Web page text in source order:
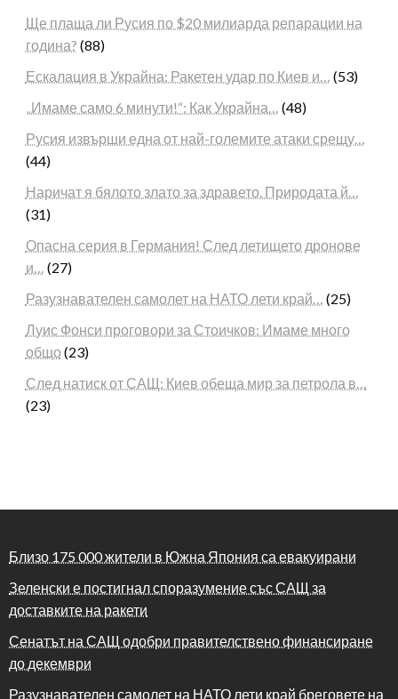
Ще плаща ли Русия по $20 милиарда репарации на
година? (88)
Ескалация в Украйна: Ракетен удар по Киев и… (53)
„Имаме само 6 минути!“: Как Украйна… (48)
Русия извърши една от най-големите атаки срещу…
(44)
Наричат я бялото злато за здравето. Природата й…
(31)
Опасна серия в Германия! След летището дронове
и… (27)
Разузнавателен самолет на НАТО лети край… (25)
Луис Фонси проговори за Стоичков: Имаме много
общо (23)
След натиск от САЩ: Киев обеща мир за петрола в…
(23)
Близо 175 000 жители в Южна Япония са евакуирани
Зеленски е постигнал споразумение със САЩ за
доставките на ракети
Сенатът на САЩ одобри правителствено финансиране
до декември
Разузнавателен самолет на НАТО лети край бреговете на